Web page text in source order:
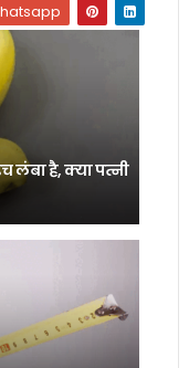
लंबा है, क्या पत्नी